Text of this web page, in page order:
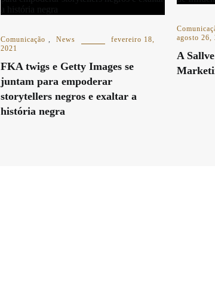
Comunicação , News
fevereiro 18,
2021
FKA twigs e Getty Images se
juntam para empoderar
storytellers negros e exaltar a
história negra
agosto 26,
A